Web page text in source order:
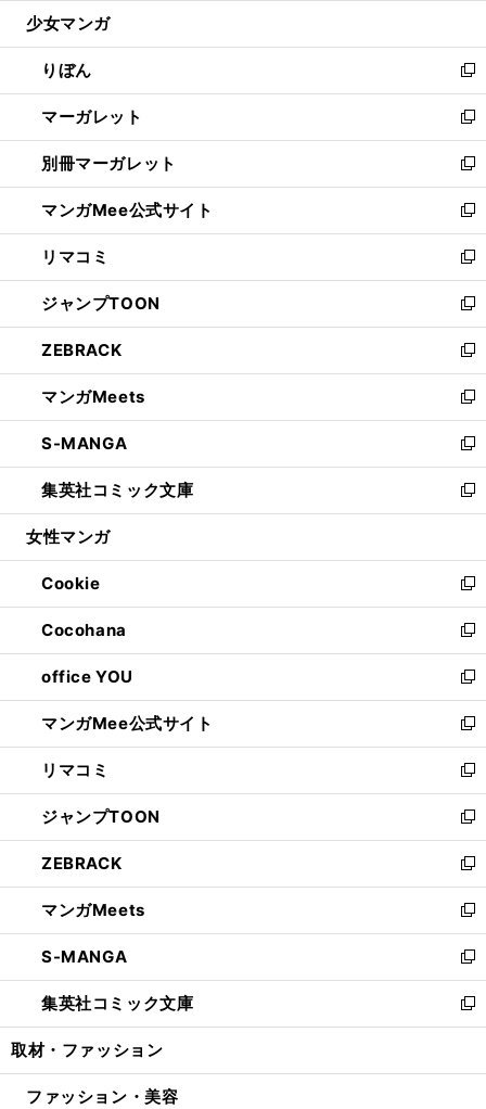
開
く
ウ
で
開
く
ン
ド
ウ
で
開
く
し
ウ
ィ
ン
ド
ウ
で
開
く
少女マンガ
りぼん
新
し
い
ウ
ィ
ン
ド
ウ
で
開
く
マーガレット
新
し
い
ウ
ィ
ン
ド
ウ
で
開
く
別冊マーガレット
新
し
い
ウ
ィ
ン
ド
ウ
で
開
く
マンガMee公式サイト
新
し
い
ウ
ィ
ン
ド
ウ
で
開
く
リマコミ
新
し
い
ウ
ィ
ン
ド
ウ
で
開
く
ジャンプTOON
新
し
い
ウ
ィ
ン
ド
ウ
で
開
ZEBRACK
新
し
い
ウ
ィ
ン
ド
ウ
開
く
マンガMeets
新
し
い
ウ
ィ
ン
ウ
で
開
く
S-MANGA
新
し
い
ウ
ン
ド
ウ
で
開
く
集英社コミック文庫
新
し
ウ
ィ
ン
ド
ウ
で
開
く
女性マンガ
Cookie
新
し
い
ウ
ィ
ン
ド
ウ
で
開
く
Cocohana
新
し
い
ウ
ィ
ン
ド
ウ
で
開
く
office YOU
新
し
い
ウ
ィ
ン
ド
ウ
で
開
く
マンガMee公式サイト
新
し
い
ウ
ィ
ン
ド
ウ
で
開
く
リマコミ
新
し
い
ウ
ィ
ン
ド
ウ
で
開
く
ジャンプTOON
新
し
い
ウ
ィ
ン
ド
ウ
で
開
ZEBRACK
新
し
い
ウ
ィ
ン
ド
ウ
開
マンガMeets
新
し
い
ウ
ィ
ン
ウ
S-MANGA
新
し
い
ウ
ン
集英社コミック文庫
新
し
ウ
取材・ファッション
ファッション・美容